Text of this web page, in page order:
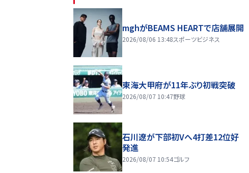
mghがBEAMS HEARTで店舗展開
2026/08/06 13:48スポーツビジネス
東海大甲府が11年ぶり初戦突破
2026/08/07 10:47野球
石川遼が下部初Vへ4打差12位好
発進
2026/08/07 10:54ゴルフ